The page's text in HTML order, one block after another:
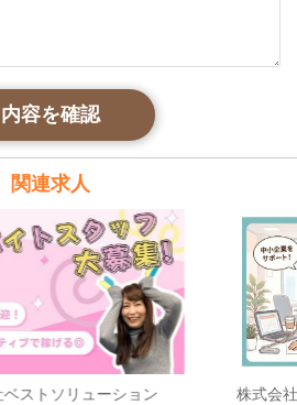
内容を確認
関連求人
ベストソリューション
株式会